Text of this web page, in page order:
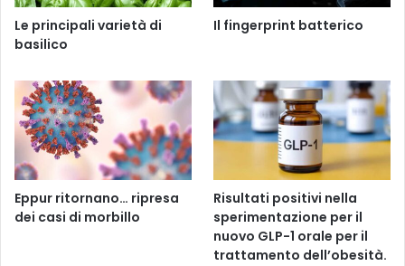
Le principali varietà di
basilico
Il fingerprint batterico
Eppur ritornano… ripresa
dei casi di morbillo
Risultati positivi nella
sperimentazione per il
nuovo GLP-1 orale per il
trattamento dell’obesità.